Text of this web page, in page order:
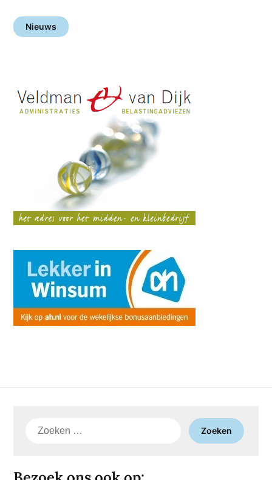
Nieuws
Zoeken